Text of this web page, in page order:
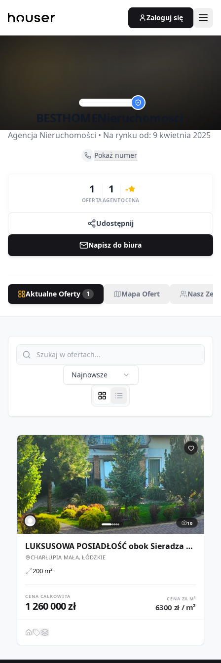
Zaloguj się
BESTHOMENieruchomosci
Agencja Nieruchomości • Na rynku od: 9 kwietnia 2025
Pokaż numer
1
OFERTA
1
AGENT
-
OCENA
Udostępnij
Napisz do biura
Aktualne Oferty 1 Mapa Ofert Nasz
Najnowsze
10
LUKSUSOWA POSIADŁOŚĆ obok Sieradza woj. łódzkie
CHARŁUPIA MAŁA, ŁÓDZKIE
200 m²
CENA CAŁKOWITA
1 260 000 zł
CENA ZA M²
6300 zł / m²